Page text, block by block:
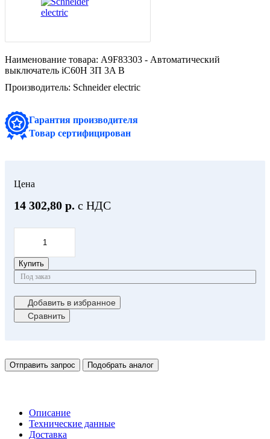
Наименование товара: A9F83303 - Автоматический
выключатель iC60H 3П 3A B
Производитель: Schneider electric
Гарантия производителя
Товар сертифицирован
Цена
14 302,80 р. с НДС
Купить
Под заказ
Добавить в избранное
Сравнить
Отправить запрос Подобрать аналог
Описание
Технические данные
Доставка